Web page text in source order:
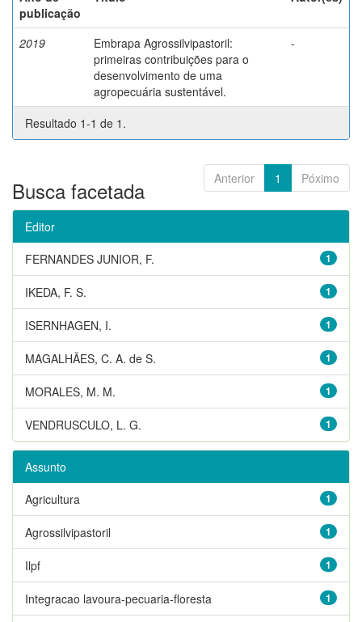
publicação
2019
Embrapa Agrossilvipastoril:
primeiras contribuições para o
desenvolvimento de uma
agropecuária sustentável.
-
Resultado 1-1 de 1.
Anterior 1 Póximo
Busca facetada
Editor
1
FERNANDES JUNIOR, F.
1
IKEDA, F. S.
1
ISERNHAGEN, I.
1
MAGALHÃES, C. A. de S.
1
MORALES, M. M.
1
VENDRUSCULO, L. G.
Assunto
1
Agricultura
1
Agrossilvipastoril
1
Ilpf
1
Integracao lavoura-pecuaria-floresta